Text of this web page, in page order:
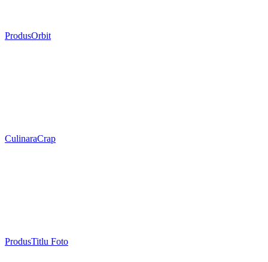
ProdusOrbit
CulinaraCrap
ProdusTitlu Foto